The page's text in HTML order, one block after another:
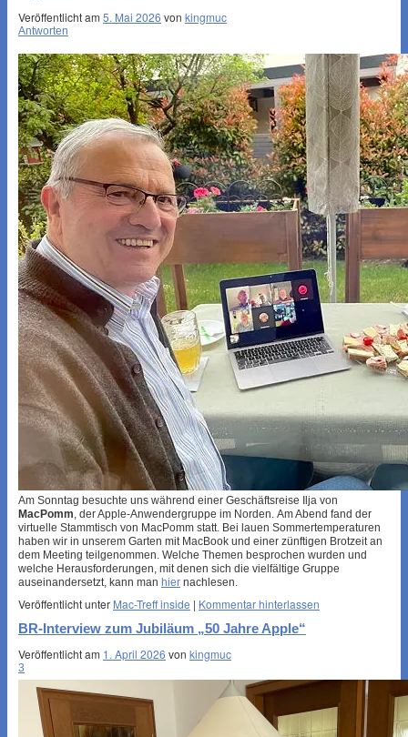
Veröffentlicht am 5. Mai 2026 von kingmuc
Antworten
Am Sonntag besuchte uns während einer Geschäftsreise Ilja von
MacPomm , der Apple-Anwendergruppe im Norden. Am Abend fand der
virtuelle Stammtisch von MacPomm statt. Bei lauen Sommertemperaturen
haben wir in unserem Garten mit MacBook und einer zünftigen Brotzeit an
dem Meeting teilgenommen. Welche Themen besprochen wurden und
welche Herausforderungen, mit denen sich die vielfältige Gruppe
auseinandersetzt, kann man hier nachlesen.
Veröffentlicht unter Mac-Treff inside | Kommentar hinterlassen
BR-Interview zum Jubiläum „50 Jahre Apple“
Veröffentlicht am 1. April 2026 von kingmuc
3